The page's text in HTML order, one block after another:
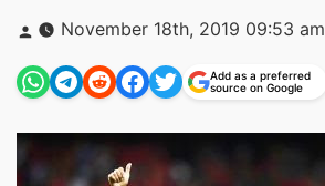
Posted
by
November 18th, 2019 09:53 am
Add as a preferred
source on Google